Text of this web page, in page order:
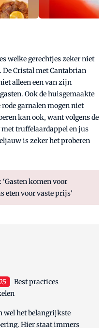
welke gerechtjes zeker niet
Cristal met Cantabrian
alleen een van zijn
Ook de huisgemaakte
garnalen mogen niet
kan ook, want volgens de
truffelaardappel en jus
is zeker het proberen
komen voor
eten voor vaste prijs'
Best practices
wel het belangrijkste
Hier staat immers